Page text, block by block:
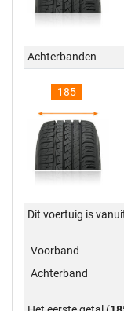
Achterbanden
185
Dit voertuig is
Voorband
Achterband